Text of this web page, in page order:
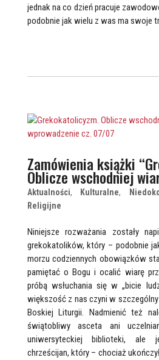
jednak na co dzień pracuje
podobnie jak wielu z was ma swoje
Zamówienia książki
Oblicze wschodniej
Aktualności, Kulturalne,
Religijne
Niniejsze rozważania zostały
grekokatolików, który – podobnie
morzu codziennych obowiązków
pamiętać o Bogu i ocalić wiarę
próbą wsłuchania się w „bicie
większość z nas czyni w
Boskiej Liturgii. Nadmienić też
świątobliwy asceta ani
uniwersyteckiej biblioteki, ale
chrześcijan, który – chociaż